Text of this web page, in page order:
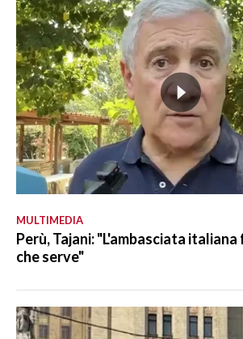
MULTIMEDIA
Perù, Tajani: "L'ambasciata
che serve"